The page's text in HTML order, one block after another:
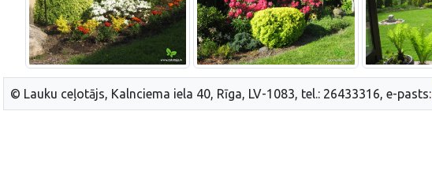
© Lauku ceļotājs, Kalnciema iela 40, Rīga, LV-1083, tel.: 26433316, e-pasts: